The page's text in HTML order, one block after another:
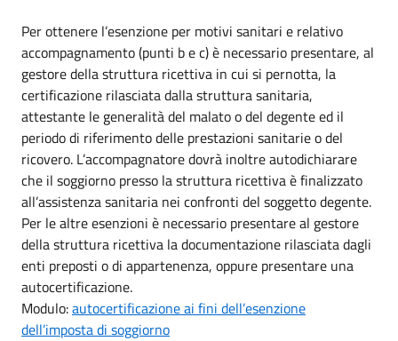
Per ottenere l’esenzione per motivi sanitari e relativo
accompagnamento (punti b e c) è necessario presentare, al
gestore della struttura ricettiva in cui si pernotta, la
certificazione rilasciata dalla struttura sanitaria,
attestante le generalità del malato o del degente ed il
periodo di riferimento delle prestazioni sanitarie o del
ricovero. L’accompagnatore dovrà inoltre autodichiarare
che il soggiorno presso la struttura ricettiva è finalizzato
all’assistenza sanitaria nei confronti del soggetto degente.
Per le altre esenzioni è necessario presentare al gestore
della struttura ricettiva la documentazione rilasciata dagli
enti preposti o di appartenenza, oppure presentare una
autocertificazione.
Modulo:autocertificazione ai fini dell’esenzione
dell’imposta di soggiorno